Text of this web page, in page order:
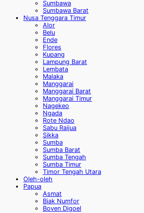
Sumbawa
Sumbawa Barat
Nusa Tenggara Timur
Alor
Belu
Ende
Flores
Kupang
Lampung Barat
Lembata
Malaka
Manggarai
Manggarai Barat
Manggarai Timur
Nagekeo
Ngada
Rote Ndao
Sabu Raijua
Sikka
Sumba
Sumba Barat
Sumba Tengah
Sumba Timur
Timor Tengah Utara
Oleh-oleh
Papua
Asmat
Biak Numfor
Boven Digoel